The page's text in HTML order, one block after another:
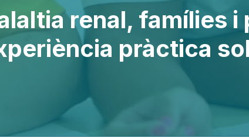
renal, famílies
pràctica